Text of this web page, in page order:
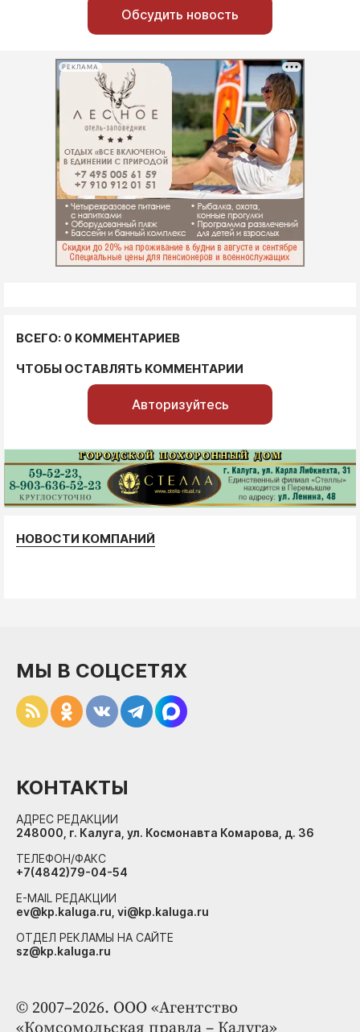
Обсудить новость
РЕКЛАМА
ВСЕГО: 0 КОММЕНТАРИЕВ
ЧТОБЫ ОСТАВЛЯТЬ КОММЕНТАРИИ
Авторизуйтесь
НОВОСТИ КОМПАНИЙ
© 2007–2026. ООО «Агентство
МЫ В СОЦСЕТЯХ
КОНТАКТЫ
АДРЕС РЕДАКЦИИ
248000, г. Калуга, ул. Космонавта Комарова, д. 36
ТЕЛЕФОН/ФАКС
+7(4842)79-04-54
E-MAIL РЕДАКЦИИ
ev@kp.kaluga.ru, vi@kp.kaluga.ru
ОТДЕЛ РЕКЛАМЫ НА САЙТЕ
sz@kp.kaluga.ru